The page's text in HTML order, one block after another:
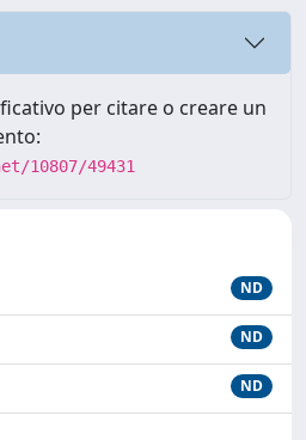
per citare o creare un
10807/49431
ND
ND
ND